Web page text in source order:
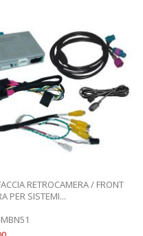
RETROCAMERA / FRONT
PER SISTEMI...